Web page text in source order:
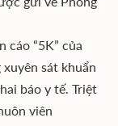
cáo “5K” của
sát khuẩn
báo y tế. Triệt
viên